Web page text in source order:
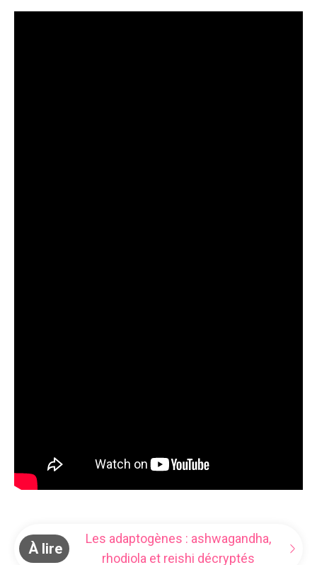
À lire
Les adaptogènes : ashwagandha,
rhodiola et reishi décryptés